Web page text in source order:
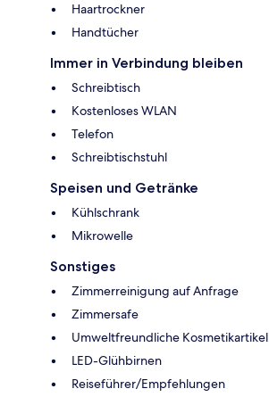
Haartrockner
Handtücher
Immer in Verbindung bleiben
Schreibtisch
Kostenloses WLAN
Telefon
Schreibtischstuhl
Speisen und Getränke
Kühlschrank
Mikrowelle
Sonstiges
Zimmerreinigung auf Anfrage
Zimmersafe
Umweltfreundliche Kosmetikartikel
LED-Glühbirnen
Reiseführer/Empfehlungen